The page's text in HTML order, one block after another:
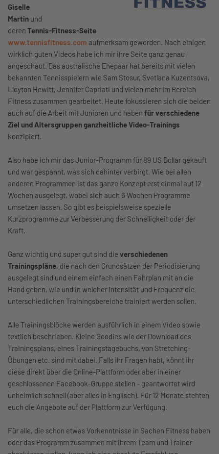
Giselle
Martin und
deren Tennis-Fitness-Seite
www.tennisfitness.com aufmerksam geworden. Nach einigen
wirklich guten Videos habe ich mir ihre Seite ganz genau
angeschaut. Das australische Ehepaar hat bereits mit vielen
bekannten Tennisspielern wie Sam Stosur, Svetlana Kuzentsova,
Lleyton Hewitt, Jennifer Capriati und vielen mehr im Bereich
Fitness zusammen gearbeitet. Heute fokussieren sich die beiden
auch auf die Arbeit mit Junioren und haben für verschiedene
Ziel und Altersgruppen ganzheitliche Video-Trainings
konzipiert.
Also habe ich mir das Junior-Programm für 89 US Dollar gekauft
und war gespannt, was sich dahinter verbirgt. Wie bei allen
anderen Programmen ist das ganze Konzept erst einmal auf 12
Wochen ausgelegt, wobei sich auch 6 Wochen Programme
umsetzen lassen. So gibt es beispielsweise spezielle
Kurzprogramme zur Verbesserung der Schnelligkeit oder der
Kraft.
Ganz wichtig und super gut sind die verschiedenen
Trainingspläne, die nach den Grundsätzen der Periodisierung
ausgelegt sind und einem einfach einen Fahrplan mit an die
Hand geben, wie und in welcher Intensität und Frequenz die
unterschiedlichen Trainingsbereiche trainiert werden sollen.
Alle Trainingsblöcke werden ausführlich in einem Video sowie
textlich beschrieben. Kleine Goodies wie der Download des
Trainingsplans, eines Trainingstagebuchs, von Stretching-
Übungen etc. sind mit dabei. Falls ihr Fragen habt, könnt ihr
diese direkt über die Online-Plattform oder aber in einer
geschlossenen Facebook-Gruppe stellen - geantwortet wird
unheimlich schnell (aber alles in Englisch). Für 12 Monate stehten
euch die Angebote auf der Plattform zur Verfügung.
Für alle, die schon etwas Vorkenntnisse in Sachen Fitness haben
oder das Programm zusammen mit ihrem Team und Trainer